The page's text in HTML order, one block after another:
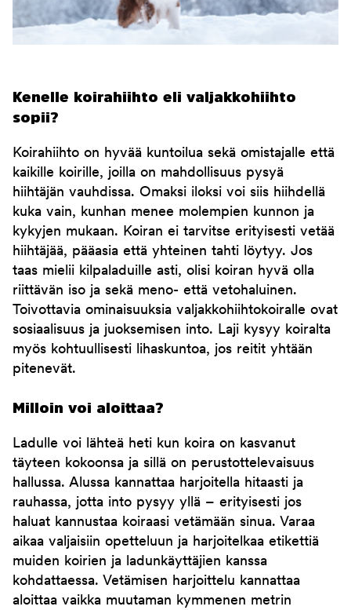
Kenelle koirahiihto eli valjakkohiihto
sopii?
Koirahiihto on hyvää kuntoilua sekä omistajalle että
kaikille koirille, joilla on mahdollisuus pysyä
hiihtäjän vauhdissa. Omaksi iloksi voi siis hiihdellä
kuka vain, kunhan menee molempien kunnon ja
kykyjen mukaan. Koiran ei tarvitse erityisesti vetää
hiihtäjää, pääasia että yhteinen tahti löytyy. Jos
taas mielii kilpaladuille asti, olisi koiran hyvä olla
riittävän iso ja sekä meno- että vetohaluinen.
Toivottavia ominaisuuksia valjakkohiihtokoiralle ovat
sosiaalisuus ja juoksemisen into. Laji kysyy koiralta
myös kohtuullisesti lihaskuntoa, jos reitit yhtään
pitenevät.
Milloin voi aloittaa?
Ladulle voi lähteä heti kun koira on kasvanut
täyteen kokoonsa ja sillä on perustottelevaisuus
hallussa. Alussa kannattaa harjoitella hitaasti ja
rauhassa, jotta into pysyy yllä – erityisesti jos
haluat kannustaa koiraasi vetämään sinua. Varaa
aikaa valjaisiin opetteluun ja harjoitelkaa etikettiä
muiden koirien ja ladunkäyttäjien kanssa
kohdattaessa. Vetämisen harjoittelu kannattaa
aloittaa vaikka muutaman kymmenen metrin